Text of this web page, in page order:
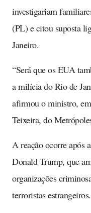
investigariam
(PL) e citou suposta
Janeiro.
“Será que os EUA
a milícia do Rio de
afirmou o ministro,
Teixeira, do
A reação ocorre após
Donald Trump, que
organizações
terroristas estrangeiros.